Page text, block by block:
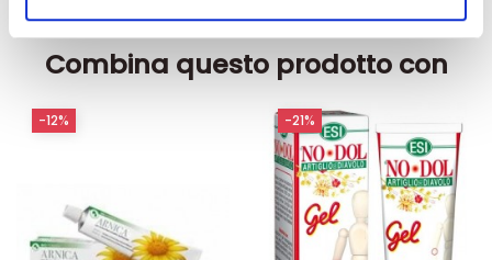
nostri partner che si occupano di analisi dei dati web,
pubblicità e social media, i quali potrebbero combinarle
con altre informazioni che ha fornito loro o che hanno
Combina questo prodotto con
-12% -21%